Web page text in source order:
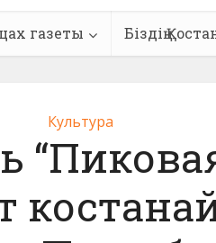
газеты Біздің
Культура